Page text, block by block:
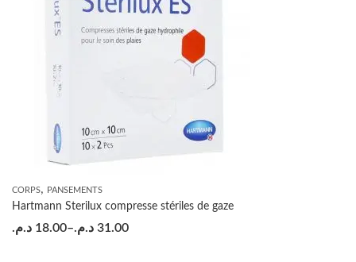
CORPS, PANSEMENTS
Hartmann Sterilux compresse stériles de gaze
18.00 د.م. – 31.00 د.م.